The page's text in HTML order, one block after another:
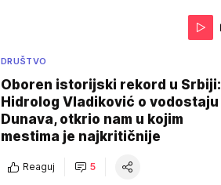
DRUŠTVO
Oboren istorijski rekord u Srbiji:
Hidrolog Vladiković o vodostaju
Dunava, otkrio nam u kojim
mestima je najkritičnije
Reaguj 5